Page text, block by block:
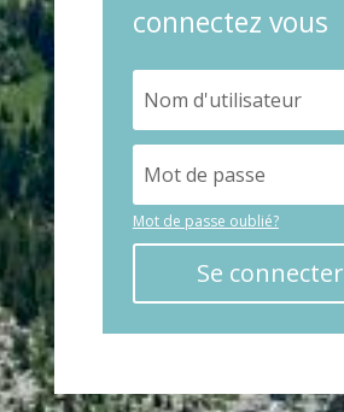
connectez vous
Mot de passe oublié?
Se connecter